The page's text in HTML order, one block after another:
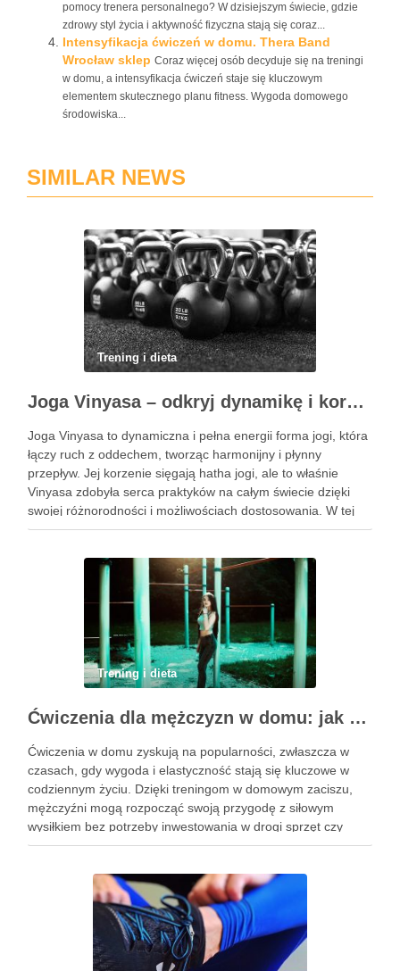
pomocy trenera personalnego? W dzisiejszym świecie, gdzie
zdrowy styl życia i aktywność fizyczna stają się coraz...
Intensyfikacja ćwiczeń w domu. Thera Band
Wrocław sklep Coraz więcej osób decyduje się na treningi
w domu, a intensyfikacja ćwiczeń staje się kluczowym
elementem skutecznego planu fitness. Wygoda domowego
środowiska...
SIMILAR NEWS
Trening i dieta
Joga Vinyasa – odkryj dynamikę i korzyści tej praktyki
Joga Vinyasa to dynamiczna i pełna energii forma jogi, która
łączy ruch z oddechem, tworząc harmonijny i płynny
przepływ. Jej korzenie sięgają hatha jogi, ale to właśnie
Vinyasa zdobyła serca praktyków na całym świecie dzięki
swojej różnorodności i możliwościach dostosowania. W tej
praktyce każdy ruch jest zsynchronizowany z oddechem, co
Trening i dieta
Ćwiczenia dla mężczyzn w domu: jak zacząć i utrzymać motywację
Ćwiczenia w domu zyskują na popularności, zwłaszcza w
czasach, gdy wygoda i elastyczność stają się kluczowe w
codziennym życiu. Dzięki treningom w domowym zaciszu,
mężczyźni mogą rozpocząć swoją przygodę z siłowym
wysiłkiem bez potrzeby inwestowania w drogi sprzęt czy
dojazdy do siłowni. Regularne ćwiczenia, które można